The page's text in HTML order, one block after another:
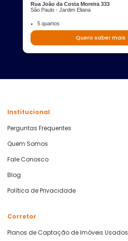
Rua João da Costa Moreira 333
São Paulo - Jardim Eliana
5 quartos
Quero saber mais
Institucional
Perguntas Frequentes
Quem Somos
Fale Conosco
Blog
Política de Privacidade
Corretor
Planos de Captação de Imóveis Usados